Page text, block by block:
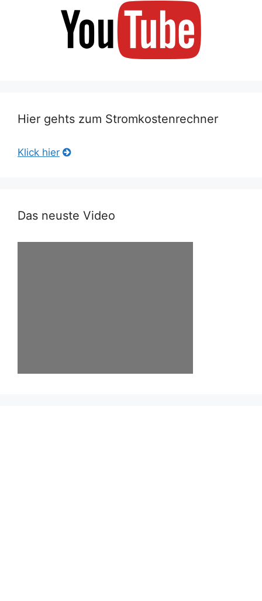
Hier gehts zum Stromkostenrechner
Klick hier
Das neuste Video